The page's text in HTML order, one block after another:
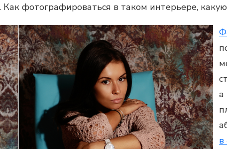
фотографироваться в таком интерьере,
а
в